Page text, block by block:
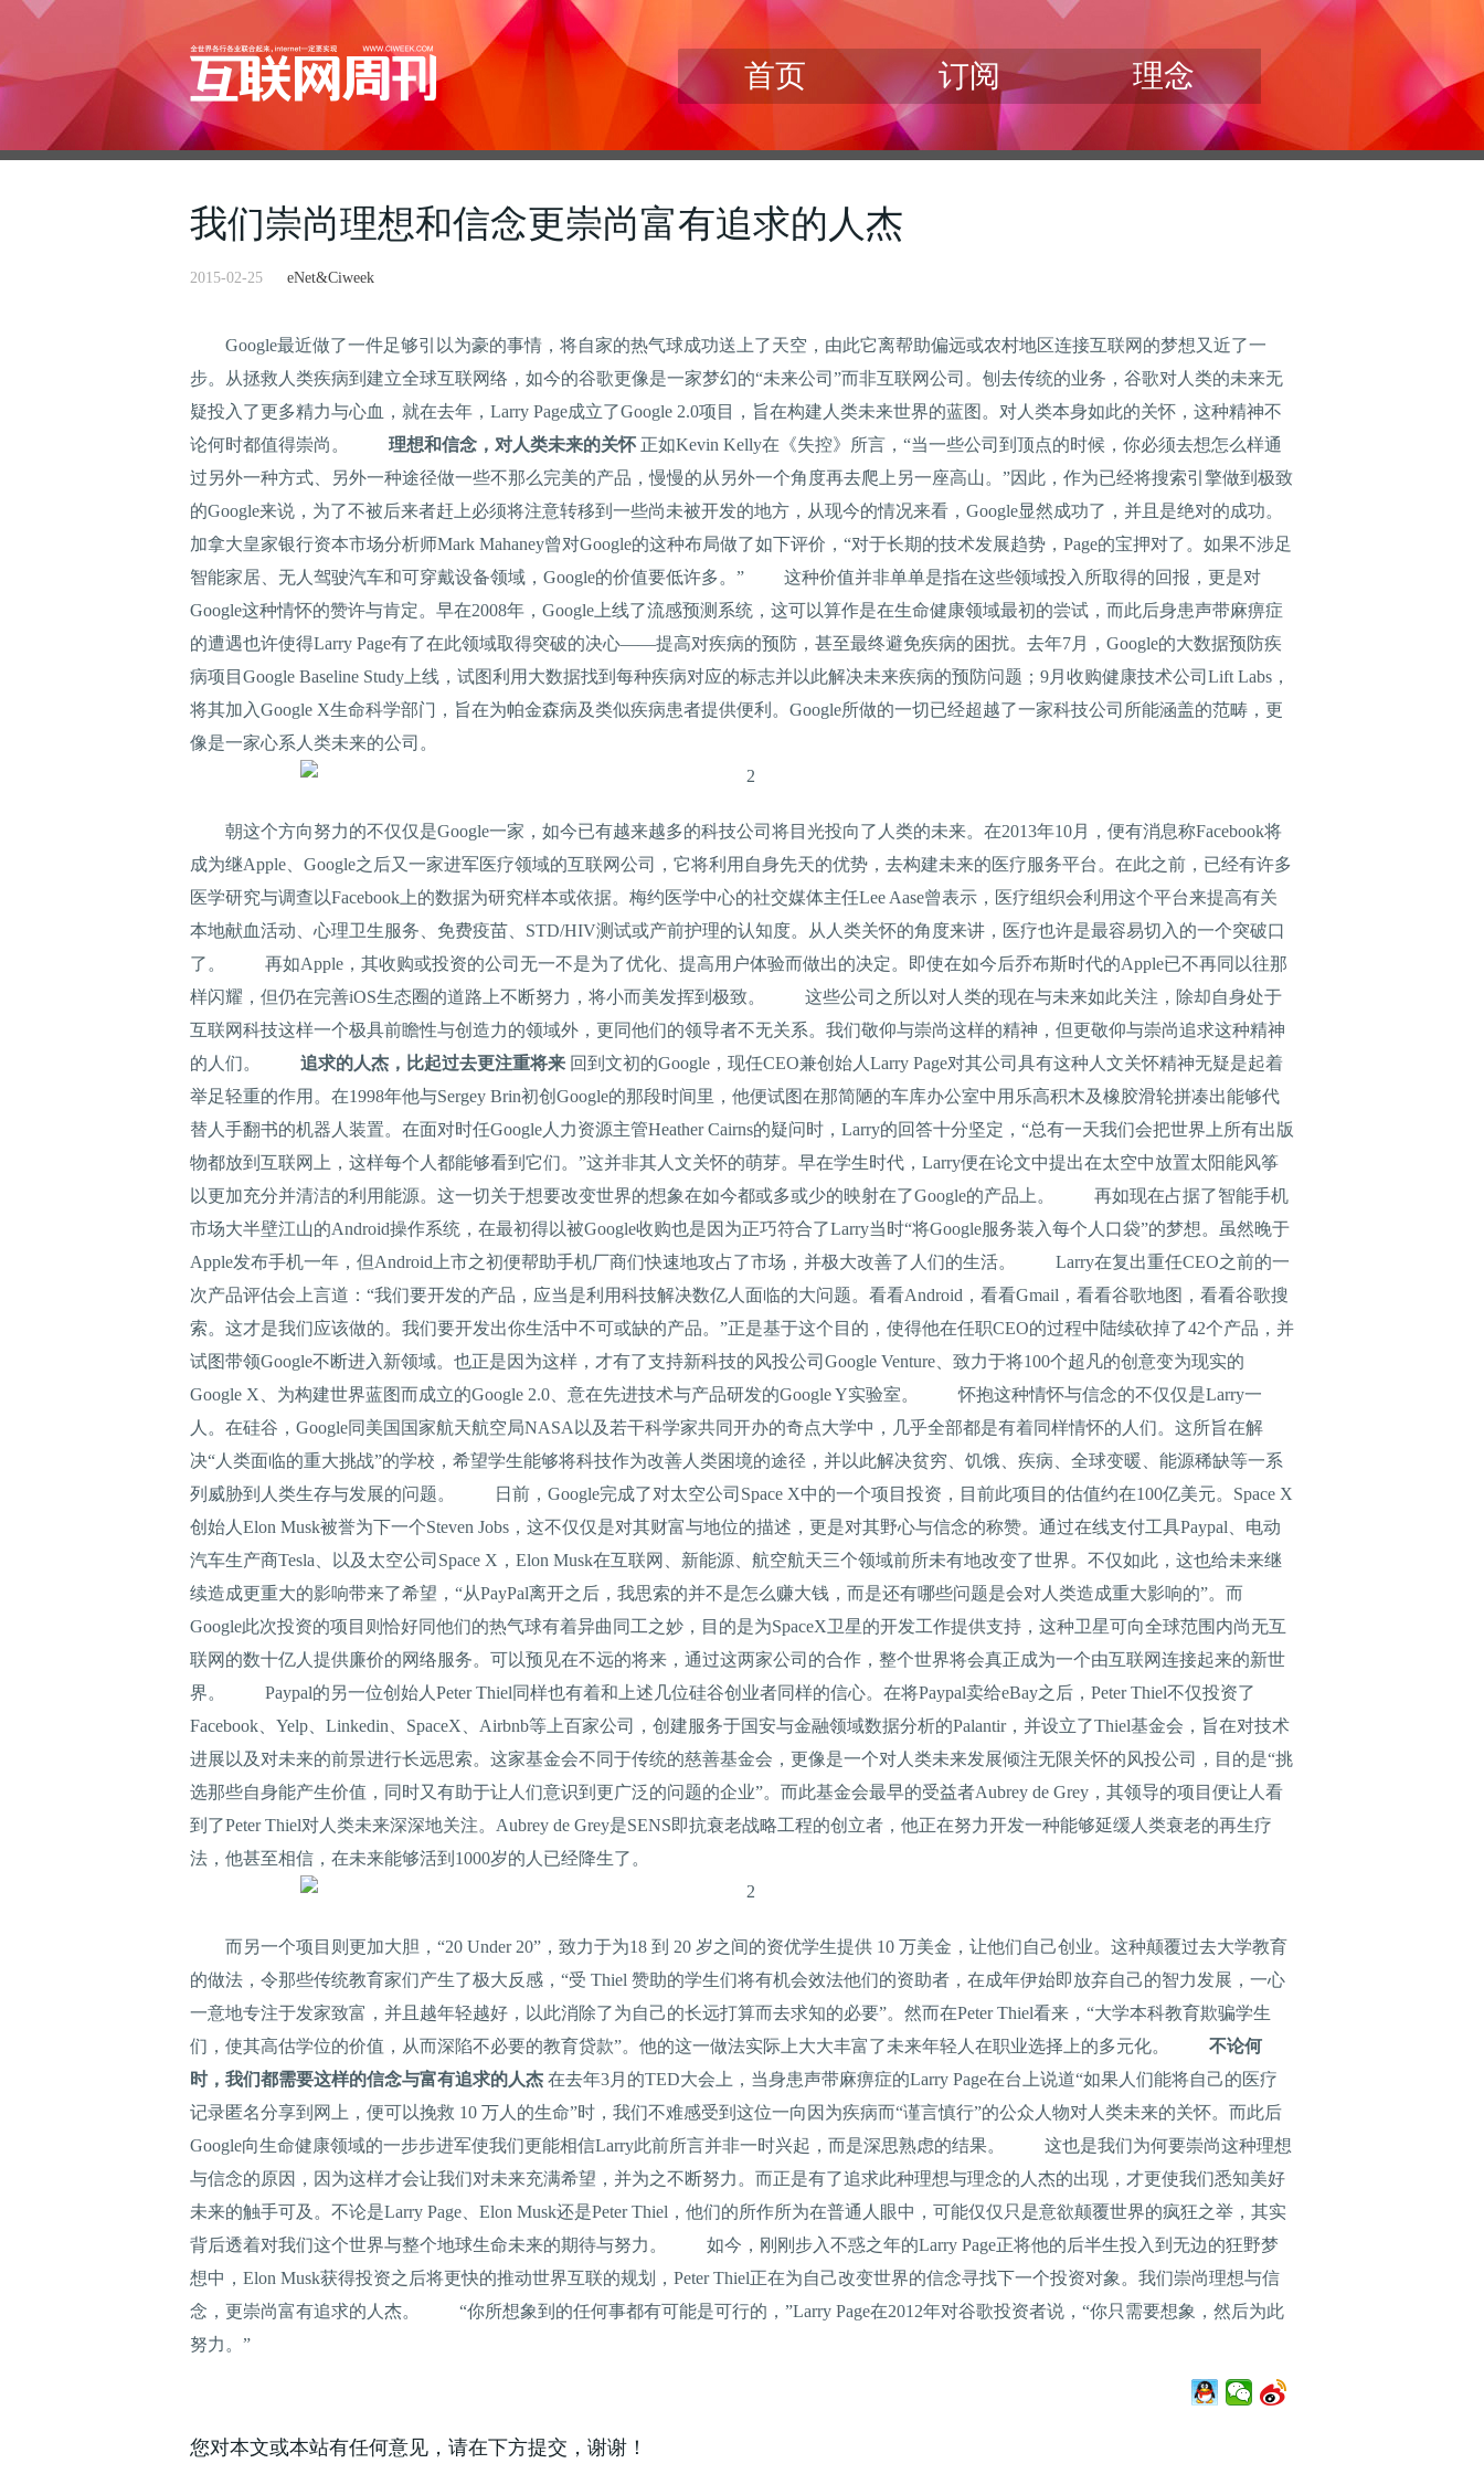
首页 订阅 理念
我们崇尚理想和信念更崇尚富有追求的人杰
2015-02-25 eNet&Ciweek
Google最近做了一件足够引以为豪的事情，将自家的热气球成功送上了天空，由此它离帮助偏远或农村地区连接互联网的梦想又近了一
步。从拯救人类疾病到建立全球互联网络，如今的谷歌更像是一家梦幻的“未来公司”而非互联网公司。刨去传统的业务，谷歌对人类的未来无
疑投入了更多精力与心血，就在去年，Larry Page成立了Google 2.0项目，旨在构建人类未来世界的蓝图。对人类本身如此的关怀，这种精神不
论何时都值得崇尚。 理想和信念，对人类未来的关怀 正如Kevin Kelly在《失控》所言，“当一些公司到顶点的时候，你必须去想怎么样通
过另外一种方式、另外一种途径做一些不那么完美的产品，慢慢的从另外一个角度再去爬上另一座高山。”因此，作为已经将搜索引擎做到极致
的Google来说，为了不被后来者赶上必须将注意转移到一些尚未被开发的地方，从现今的情况来看，Google显然成功了，并且是绝对的成功。
加拿大皇家银行资本市场分析师Mark Mahaney曾对Google的这种布局做了如下评价，“对于长期的技术发展趋势，Page的宝押对了。如果不涉足
智能家居、无人驾驶汽车和可穿戴设备领域，Google的价值要低许多。” 这种价值并非单单是指在这些领域投入所取得的回报，更是对
Google这种情怀的赞许与肯定。早在2008年，Google上线了流感预测系统，这可以算作是在生命健康领域最初的尝试，而此后身患声带麻痹症
的遭遇也许使得Larry Page有了在此领域取得突破的决心——提高对疾病的预防，甚至最终避免疾病的困扰。去年7月，Google的大数据预防疾
病项目Google Baseline Study上线，试图利用大数据找到每种疾病对应的标志并以此解决未来疾病的预防问题；9月收购健康技术公司Lift Labs，
将其加入Google X生命科学部门，旨在为帕金森病及类似疾病患者提供便利。Google所做的一切已经超越了一家科技公司所能涵盖的范畴，更
像是一家心系人类未来的公司。
朝这个方向努力的不仅仅是Google一家，如今已有越来越多的科技公司将目光投向了人类的未来。在2013年10月，便有消息称Facebook将
成为继Apple、Google之后又一家进军医疗领域的互联网公司，它将利用自身先天的优势，去构建未来的医疗服务平台。在此之前，已经有许多
医学研究与调查以Facebook上的数据为研究样本或依据。梅约医学中心的社交媒体主任Lee Aase曾表示，医疗组织会利用这个平台来提高有关
本地献血活动、心理卫生服务、免费疫苗、STD/HIV测试或产前护理的认知度。从人类关怀的角度来讲，医疗也许是最容易切入的一个突破口
了。 再如Apple，其收购或投资的公司无一不是为了优化、提高用户体验而做出的决定。即使在如今后乔布斯时代的Apple已不再同以往那
样闪耀，但仍在完善iOS生态圈的道路上不断努力，将小而美发挥到极致。 这些公司之所以对人类的现在与未来如此关注，除却自身处于
互联网科技这样一个极具前瞻性与创造力的领域外，更同他们的领导者不无关系。我们敬仰与崇尚这样的精神，但更敬仰与崇尚追求这种精神
的人们。 追求的人杰，比起过去更注重将来 回到文初的Google，现任CEO兼创始人Larry Page对其公司具有这种人文关怀精神无疑是起着
举足轻重的作用。在1998年他与Sergey Brin初创Google的那段时间里，他便试图在那简陋的车库办公室中用乐高积木及橡胶滑轮拼凑出能够代
替人手翻书的机器人装置。在面对时任Google人力资源主管Heather Cairns的疑问时，Larry的回答十分坚定，“总有一天我们会把世界上所有出版
物都放到互联网上，这样每个人都能够看到它们。”这并非其人文关怀的萌芽。早在学生时代，Larry便在论文中提出在太空中放置太阳能风筝
以更加充分并清洁的利用能源。这一切关于想要改变世界的想象在如今都或多或少的映射在了Google的产品上。 再如现在占据了智能手机
市场大半壁江山的Android操作系统，在最初得以被Google收购也是因为正巧符合了Larry当时“将Google服务装入每个人口袋”的梦想。虽然晚于
Apple发布手机一年，但Android上市之初便帮助手机厂商们快速地攻占了市场，并极大改善了人们的生活。 Larry在复出重任CEO之前的一
次产品评估会上言道：“我们要开发的产品，应当是利用科技解决数亿人面临的大问题。看看Android，看看Gmail，看看谷歌地图，看看谷歌搜
索。这才是我们应该做的。我们要开发出你生活中不可或缺的产品。”正是基于这个目的，使得他在任职CEO的过程中陆续砍掉了42个产品，并
试图带领Google不断进入新领域。也正是因为这样，才有了支持新科技的风投公司Google Venture、致力于将100个超凡的创意变为现实的
Google X、为构建世界蓝图而成立的Google 2.0、意在先进技术与产品研发的Google Y实验室。 怀抱这种情怀与信念的不仅仅是Larry一
人。在硅谷，Google同美国国家航天航空局NASA以及若干科学家共同开办的奇点大学中，几乎全部都是有着同样情怀的人们。这所旨在解
决“人类面临的重大挑战”的学校，希望学生能够将科技作为改善人类困境的途径，并以此解决贫穷、饥饿、疾病、全球变暖、能源稀缺等一系
列威胁到人类生存与发展的问题。 日前，Google完成了对太空公司Space X中的一个项目投资，目前此项目的估值约在100亿美元。Space X
创始人Elon Musk被誉为下一个Steven Jobs，这不仅仅是对其财富与地位的描述，更是对其野心与信念的称赞。通过在线支付工具Paypal、电动
汽车生产商Tesla、以及太空公司Space X，Elon Musk在互联网、新能源、航空航天三个领域前所未有地改变了世界。不仅如此，这也给未来继
续造成更重大的影响带来了希望，“从PayPal离开之后，我思索的并不是怎么赚大钱，而是还有哪些问题是会对人类造成重大影响的”。而
Google此次投资的项目则恰好同他们的热气球有着异曲同工之妙，目的是为SpaceX卫星的开发工作提供支持，这种卫星可向全球范围内尚无互
联网的数十亿人提供廉价的网络服务。可以预见在不远的将来，通过这两家公司的合作，整个世界将会真正成为一个由互联网连接起来的新世
界。 Paypal的另一位创始人Peter Thiel同样也有着和上述几位硅谷创业者同样的信心。在将Paypal卖给eBay之后，Peter Thiel不仅投资了
Facebook、Yelp、Linkedin、SpaceX、Airbnb等上百家公司，创建服务于国安与金融领域数据分析的Palantir，并设立了Thiel基金会，旨在对技术
进展以及对未来的前景进行长远思索。这家基金会不同于传统的慈善基金会，更像是一个对人类未来发展倾注无限关怀的风投公司，目的是“挑
选那些自身能产生价值，同时又有助于让人们意识到更广泛的问题的企业”。而此基金会最早的受益者Aubrey de Grey，其领导的项目便让人看
到了Peter Thiel对人类未来深深地关注。Aubrey de Grey是SENS即抗衰老战略工程的创立者，他正在努力开发一种能够延缓人类衰老的再生疗
法，他甚至相信，在未来能够活到1000岁的人已经降生了。
而另一个项目则更加大胆，“20 Under 20”，致力于为18 到 20 岁之间的资优学生提供 10 万美金，让他们自己创业。这种颠覆过去大学教育
的做法，令那些传统教育家们产生了极大反感，“受 Thiel 赞助的学生们将有机会效法他们的资助者，在成年伊始即放弃自己的智力发展，一心
一意地专注于发家致富，并且越年轻越好，以此消除了为自己的长远打算而去求知的必要”。然而在Peter Thiel看来，“大学本科教育欺骗学生
们，使其高估学位的价值，从而深陷不必要的教育贷款”。他的这一做法实际上大大丰富了未来年轻人在职业选择上的多元化。 不论何
时，我们都需要这样的信念与富有追求的人杰 在去年3月的TED大会上，当身患声带麻痹症的Larry Page在台上说道“如果人们能将自己的医疗
记录匿名分享到网上，便可以挽救 10 万人的生命”时，我们不难感受到这位一向因为疾病而“谨言慎行”的公众人物对人类未来的关怀。而此后
Google向生命健康领域的一步步进军使我们更能相信Larry此前所言并非一时兴起，而是深思熟虑的结果。 这也是我们为何要崇尚这种理想
与信念的原因，因为这样才会让我们对未来充满希望，并为之不断努力。而正是有了追求此种理想与理念的人杰的出现，才更使我们悉知美好
未来的触手可及。不论是Larry Page、Elon Musk还是Peter Thiel，他们的所作所为在普通人眼中，可能仅仅只是意欲颠覆世界的疯狂之举，其实
背后透着对我们这个世界与整个地球生命未来的期待与努力。 如今，刚刚步入不惑之年的Larry Page正将他的后半生投入到无边的狂野梦
想中，Elon Musk获得投资之后将更快的推动世界互联的规划，Peter Thiel正在为自己改变世界的信念寻找下一个投资对象。我们崇尚理想与信
念，更崇尚富有追求的人杰。 “你所想象到的任何事都有可能是可行的，”Larry Page在2012年对谷歌投资者说，“你只需要想象，然后为此
努力。”
您对本文或本站有任何意见，请在下方提交，谢谢！